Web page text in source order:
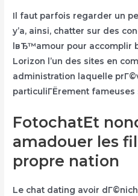
Il faut parfois regarder un
y’a, ainsi, chatter sur des
lвЂ™amour pour accomplir
Lorizon l’un des sites en
administration laquelle
particuliГЁrement
FotochatEt
amadouer les
propre nation
Le chat dating avoir